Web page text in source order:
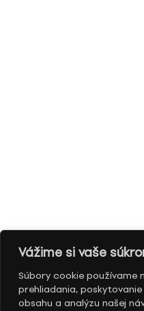
Vážime si vaše
Súbory cookie používame
prehliadania,
obsahu a analýzu našej